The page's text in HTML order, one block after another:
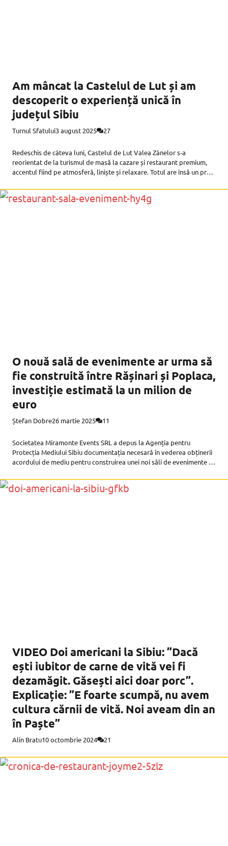
Am mâncat la Castelul de Lut și am
descoperit o experiență unică în
județul Sibiu
Turnul Sfatului3 august 2025 27
Redeschis de câteva luni, Castelul de Lut Valea Zânelor s-a
reorientat de la turismul de masă la cazare și restaurant premium,
accentul fiind pe atmosferă, liniște și relaxare. Totul are însă un preț.
O nouă sală de evenimente ar urma să
fie construită între Rășinari și Poplaca,
investiție estimată la un milion de
euro
Ștefan Dobre26 martie 2025 11
Societatea Miramonte Events SRL a depus la Agenția pentru
Protecția Mediului Sibiu documentația necesară în vederea obținerii
acordului de mediu pentru construirea unei noi săli de evenimente în
restaurant cu dotări și
VIDEO Doi americani la Sibiu: ”Dacă
ești iubitor de carne de vită vei fi
dezamăgit. Găsești aici doar porc”.
Explicație: ”E foarte scumpă, nu avem
cultura cărnii de vită. Noi aveam din an
în Paște”
Alin Bratu10 octombrie 2024 21